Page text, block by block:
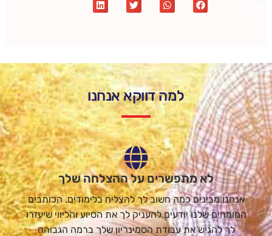
למה דווקא אנחנו
לא מתפשרים על ההצלחה שלך
אנחנו מבינים כמה חשוב לך להצליח בלימודים. הכותבים
המומחים שלנו יודעים להעניק לך את הסיוע והליווי שיעזרו
לך להגיש את עבודת הסמינריון שלך ברמה הגבוהה